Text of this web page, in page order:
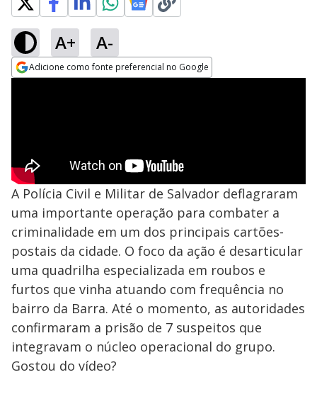
A+ A-
Adicione como fonte preferencial no Google
A Polícia Civil e Militar de Salvador deflagraram
uma importante operação para combater a
criminalidade em um dos principais cartões-
postais da cidade. O foco da ação é desarticular
uma quadrilha especializada em roubos e
furtos que vinha atuando com frequência no
bairro da Barra. Até o momento, as autoridades
confirmaram a prisão de 7 suspeitos que
integravam o núcleo operacional do grupo.
Gostou do vídeo?